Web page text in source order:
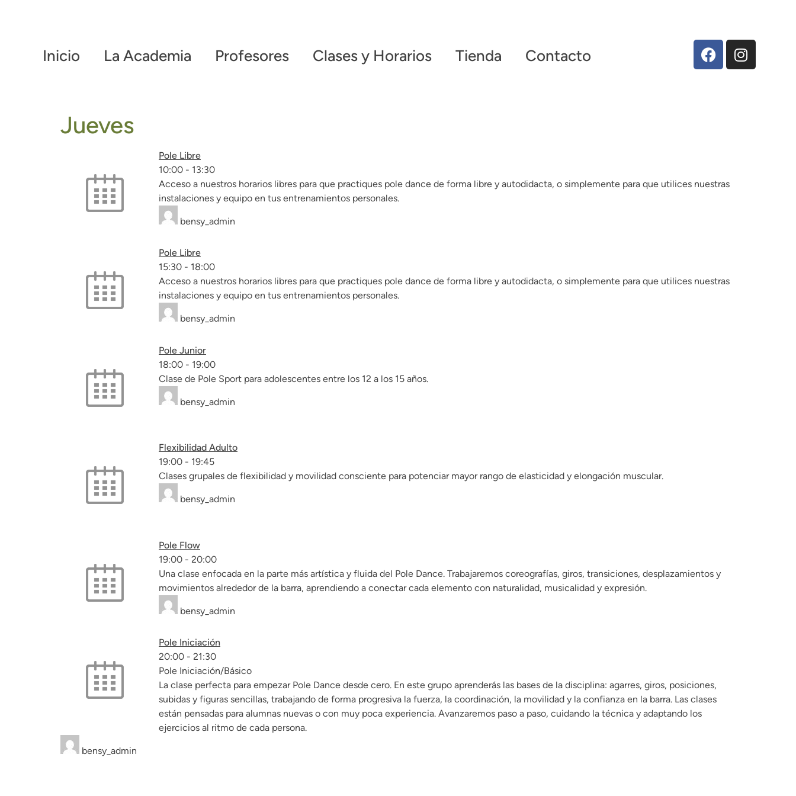
Inicio La Academia Profesores Clases y Horarios Tienda Contacto
Jueves
Pole Libre
10:00 - 13:30
Acceso a nuestros horarios libres para que practiques pole dance de forma libre y autodidacta, o simplemente para que utilices nuestras
instalaciones y equipo en tus entrenamientos personales.
bensy_admin
Pole Libre
15:30 - 18:00
Acceso a nuestros horarios libres para que practiques pole dance de forma libre y autodidacta, o simplemente para que utilices nuestras
instalaciones y equipo en tus entrenamientos personales.
bensy_admin
Pole Junior
18:00 - 19:00
Clase de Pole Sport para adolescentes entre los 12 a los 15 años.
bensy_admin
Flexibilidad Adulto
19:00 - 19:45
Clases grupales de flexibilidad y movilidad consciente para potenciar mayor rango de elasticidad y elongación muscular.
bensy_admin
Pole Flow
19:00 - 20:00
Una clase enfocada en la parte más artística y fluida del Pole Dance. Trabajaremos coreografías, giros, transiciones, desplazamientos y
movimientos alrededor de la barra, aprendiendo a conectar cada elemento con naturalidad, musicalidad y expresión.
bensy_admin
Pole Iniciación
20:00 - 21:30
Pole Iniciación/Básico
La clase perfecta para empezar Pole Dance desde cero. En este grupo aprenderás las bases de la disciplina: agarres, giros, posiciones,
subidas y figuras sencillas, trabajando de forma progresiva la fuerza, la coordinación, la movilidad y la confianza en la barra. Las clases
están pensadas para alumnas nuevas o con muy poca experiencia. Avanzaremos paso a paso, cuidando la técnica y adaptando los
ejercicios al ritmo de cada persona.
bensy_admin